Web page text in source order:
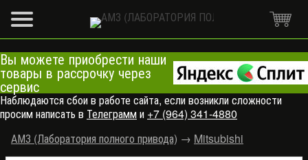
Вы можете приобрести наши
товары в рассрочку через
сервис
Наблюдаются сбои в работе сайта, если возникли сложности
просим написать в Телеграмми +7 (964) 341-4880
АМЗ (Лаборатория полного привода) → Mitsubishi